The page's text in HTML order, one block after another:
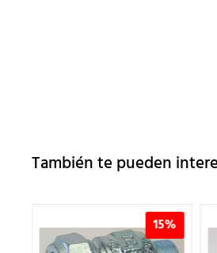
También te pueden
15%